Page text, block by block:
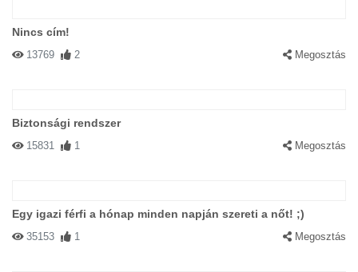
Nincs cím!
13769 2 Megosztás
Biztonsági rendszer
15831 1 Megosztás
Egy igazi férfi a hónap minden napján szereti a nőt! ;)
35153 1 Megosztás